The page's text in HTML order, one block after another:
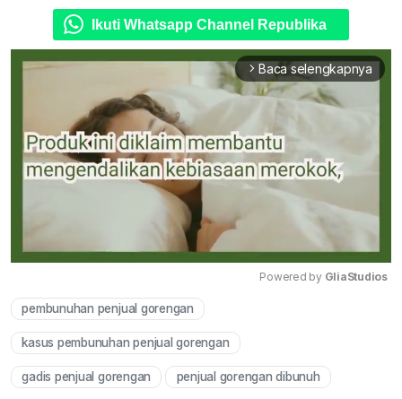
Ikuti Whatsapp Channel Republika
arrow_forward_ios Baca selengkapnya
Powered by GliaStudios
pembunuhan penjual gorengan
kasus pembunuhan penjual gorengan
gadis penjual gorengan penjual gorengan dibunuh